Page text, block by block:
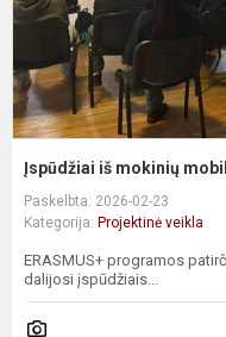
Įspūdžiai iš mokinių
Paskelbta: 2026-02-23
Kategorija: Projektinė veikla
ERASMUS+ programos
dalijosi įspūdžiais...